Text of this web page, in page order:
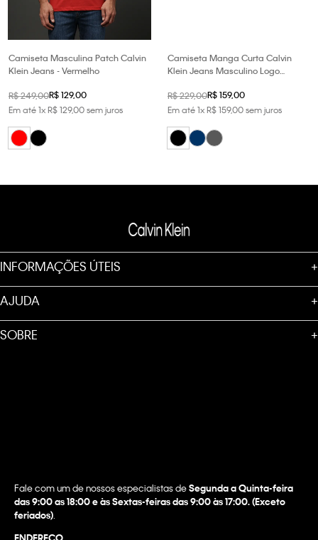
Camiseta Masculina Patch Calvin
Klein Jeans - Vermelho
R$249,00R$129,00
Em até1xR$129,00sem juros
Camiseta Manga Curta Calvin
Klein Jeans Masculino Logo
R$229,00R$159,00
Em até1xR$159,00sem juros
INFORMAÇÕES ÚTEIS +
AJUDA +
SOBRE +
Fale com um de nossos especialistas deSegunda a Quinta-feira
das 9:00 as 18:00 e às Sextas-feiras das 9:00 às 17:00. (Exceto
feriados)
ENDEREÇO